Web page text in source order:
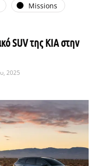
Missions
SUV της ΚΙΑ στην
2025